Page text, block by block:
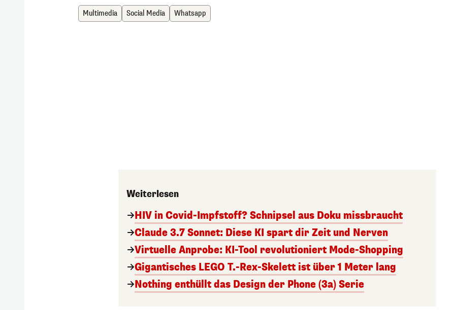
Multimedia Social Media Whatsapp
Weiterlesen
HIV in Covid-Impfstoff? Schnipsel aus Doku missbraucht
Claude 3.7 Sonnet: Diese KI spart dir Zeit und Nerven
Virtuelle Anprobe: KI-Tool revolutioniert Mode-Shopping
Gigantisches LEGO T.-Rex-Skelett ist über 1 Meter lang
Nothing enthüllt das Design der Phone (3a) Serie